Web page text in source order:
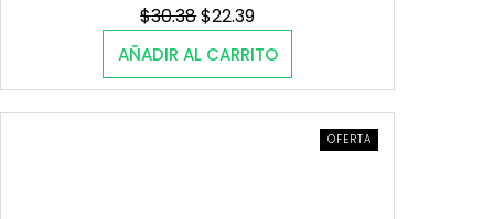
$30.38Original
was:
$30.38.
$22.39Current
is:
$22.39.
AÑADIR AL CARRITO
OFERTAPRODUCTO
EN